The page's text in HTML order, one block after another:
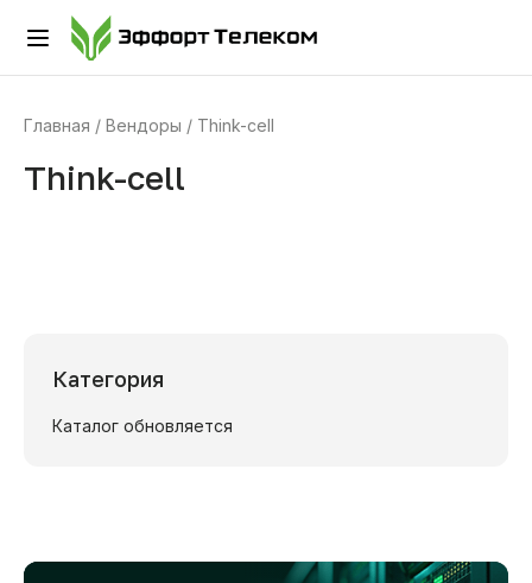
Главная Вендоры Think-cell
Think-cell
Категория
Каталог обновляется